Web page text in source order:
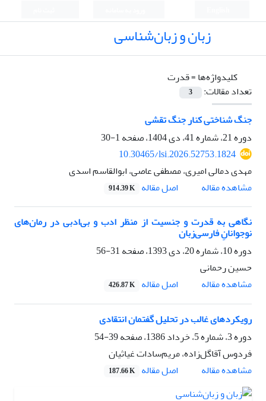
زبان و زبان‌شناسی
کلیدواژه‌ها =قدرت
تعداد مقالات:
3
جنگ شناختی کنار جنگ تقشی
دوره 21، شماره 41، دی 1404، صفحه
1-30
10.30465/lsi.2026.52753.1824
مهدی دمالی امیری، مصطفی عاصی، ابوالقاسم اسدی
مشاهده مقاله
اصل مقاله 914.39 K
نگاهی به قدرت و جنسیت از منظر ادب و بی‌ادبی در رمان‌های
نوجوانانِ فارسی‌زبان
دوره 10، شماره 20، دی 1393، صفحه
31-56
حسین رحمانی
مشاهده مقاله
اصل مقاله 426.87 K
رویکردهای غالب در تحلیل‌ گفتمان انتقادی
دوره 3، شماره 5، خرداد 1386، صفحه
39-54
فردوس آقاگل‌زاده، مریم‌سادات غیاثیان
مشاهده مقاله
اصل مقاله 187.66 K